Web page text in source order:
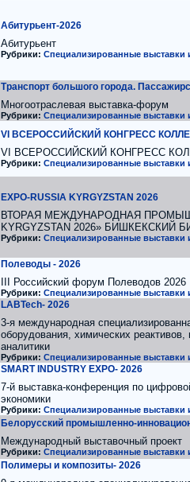
Абитурьент-2026
Абитурьент
Рубрики: Специализированные выставки
Транспорт большого города.
Многоотраслевая выставка-форум
Рубрики: Специализированные выставки
VI ВСЕРОССИЙСКИЙ КОНГРЕСС
VI ВСЕРОССИЙСКИЙ КОНГРЕСС
Рубрики: Специализированные выставки
EXPO-RUSSIA KYRGYZSTAN 2026
ВТОРАЯ МЕЖДУНАРОДНАЯ
KYRGYZSTAN 2026» БИШКЕКСКИЙ
Рубрики: Специализированные выставки
Полеводы - 2026
III Российский форум Полеводов 2026
Рубрики: Специализированные выставки
LABTech- 2026
3-я международная
оборудования, химических
аналитики
Рубрики: Специализированные выставки
SMART INDUSTRY EXPO- 2026
7-й выставка-конференция по
экономики
Рубрики: Специализированные выставки
Белорусский промышленно-
Международный выставочный проект
Рубрики: Специализированные выставки
Полимеры и композиты- 2026